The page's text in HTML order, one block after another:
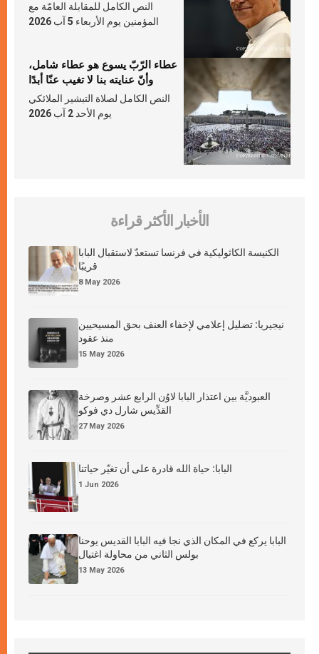
النص الكامل للمقابلة العامّة مع
المؤمنين يوم الأربعاء 5 آب 2026
عطاء الرّبّ يسوع هو عطاء شامل،
وأنّ عنايته بنا لا تغيب عنّا أبدًا
النص الكامل لصلاة التبشير الملائكي
يوم الأحد 2 آب 2026
الأخبار الأكثر قراءة
الكنيسة الكاثوليكية في فرنسا تستعدّ لاستقبال البابا
قريبًا
8 May 2026
نيجيريا: تضليل إعلامي لإخفاء العنف بحق المسيحيين
منذ عقود
15 May 2026
العبوديَّة بين اعتذار البابا لاوُن الرابع عشر وصرخة
القدِّيس شارل دي فوكو
27 May 2026
البابا: حياة الله قادرة على أن تغيّر حياتنا
1 Jun 2026
البابا يركع في المكان الذي نجا فيه البابا القديس يوحنا
بولس الثاني من محاولة اغتيال
13 May 2026